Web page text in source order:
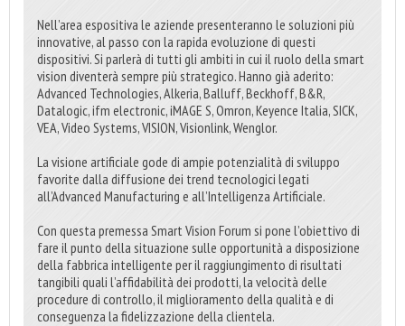
Nell’area espositiva le aziende presenteranno le soluzioni più
innovative, al passo con la rapida evoluzione di questi
dispositivi. Si parlerà di tutti gli ambiti in cui il ruolo della smart
vision diventerà sempre più strategico. Hanno già aderito:
Advanced Technologies, Alkeria, Balluff, Beckhoff, B&R,
Datalogic, ifm electronic, iMAGE S, Omron, Keyence Italia, SICK,
VEA, Video Systems, VISION, Visionlink, Wenglor.
La visione artificiale gode di ampie potenzialità di sviluppo
favorite dalla diffusione dei trend tecnologici legati
all’Advanced Manufacturing e all’Intelligenza Artificiale.
Con questa premessa Smart Vision Forum si pone l’obiettivo di
fare il punto della situazione sulle opportunità a disposizione
della fabbrica intelligente per il raggiungimento di risultati
tangibili quali l’affidabilità dei prodotti, la velocità delle
procedure di controllo, il miglioramento della qualità e di
conseguenza la fidelizzazione della clientela.